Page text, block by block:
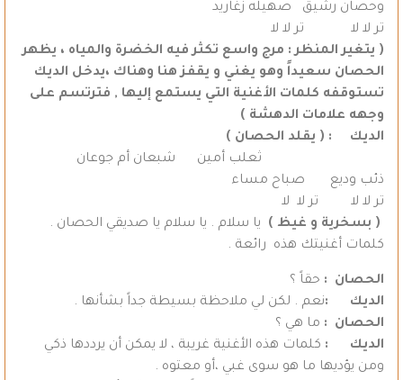
وحصان رشيق صهيله زغاريد
تر لا لا تر لا لا
( يتغير المنظر : مرج واسع تكثر فيه الخضرة والمياه ، يظهر
الحصان سعيداً وهو يغني و يقفز هنا وهناك ،يدخل الديك
تستوقفه كلمات الأغنية التي يستمع إليها , فترتسم على
وجهه علامات الدهشة )
الديك : ( يقلد الحصان )
ثعلب أمين شبعان أم جوعان
ذئب وديع صباح مساء
تر لا لا تر لا لا
( بسخرية و غيظ )
يا سلام . يا سلام يا صديقي الحصان .
كلمات أغنيتك هذه رائعة .
الحصان : حقاً ؟
الديك :نعم . لكن لي ملاحظة بسيطة جداً بشأنها .
الحصان : ما هي ؟
الديك : كلمات هذه الأغنية غريبة ، لا يمكن أن يرددها ذكي
ومن يؤديها ما هو سوى غبي ،أو معتوه .